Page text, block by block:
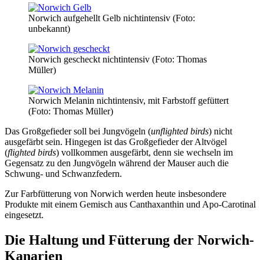
Norwich aufgehellt Gelb nichtintensiv (Foto:
unbekannt)
Norwich gescheckt nichtintensiv (Foto: Thomas
Müller)
Norwich Melanin nichtintensiv, mit Farbstoff gefüttert
(Foto: Thomas Müller)
Das Großgefieder soll bei Jungvögeln (unflighted birds) nicht
ausgefärbt sein. Hingegen ist das Großgefieder der Altvögel
(flighted birds) vollkommen ausgefärbt, denn sie wechseln im
Gegensatz zu den Jungvögeln während der Mauser auch die
Schwung- und Schwanzfedern.
Zur Farbfütterung von Norwich werden heute insbesondere
Produkte mit einem Gemisch aus Canthaxanthin und Apo-Carotinal
eingesetzt.
Die Haltung und Fütterung der Norwich-
Kanarien